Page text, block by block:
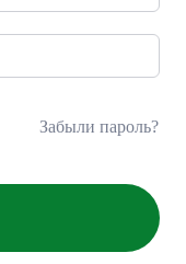
Забыли пароль?